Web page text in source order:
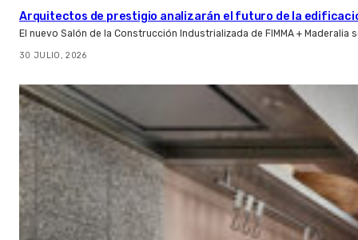
Arquitectos de prestigio analizarán el futuro de la
El nuevo Salón de la Construcción Industrializada de FIMMA +
30 JULIO, 2026